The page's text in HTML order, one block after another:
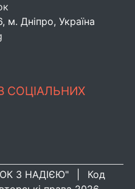
м. Днiпро, Україна
СОЦІАЛЬНИХ
З НАДІЄЮ"
Код